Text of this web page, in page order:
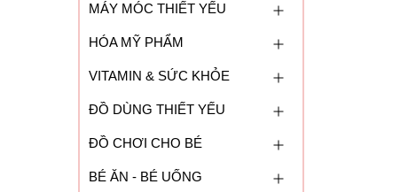
MÁY MÓC THIẾT YẾU
HÓA MỸ PHẨM
VITAMIN & SỨC KHỎE
ĐỒ DÙNG THIẾT YẾU
ĐỒ CHƠI CHO BÉ
BÉ ĂN - BÉ UỐNG